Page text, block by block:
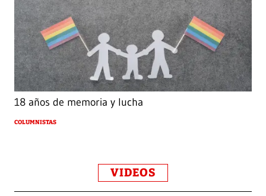
18 años de memoria y lucha
COLUMNISTAS
VIDEOS